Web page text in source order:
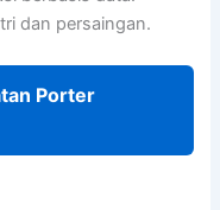
dan persaingan.
Porter